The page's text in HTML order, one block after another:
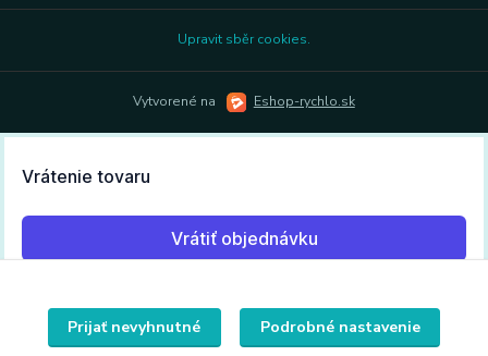
Upravit sběr cookies.
Vytvorené na Eshop-rychlo.sk
Prijať nevyhnutné Podrobné nastavenie